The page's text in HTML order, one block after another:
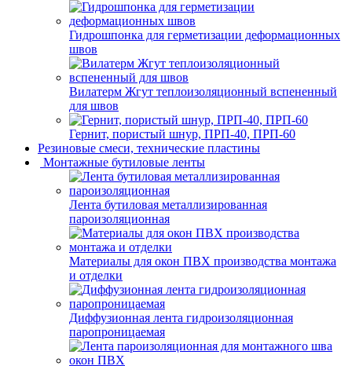
Гидрошпонка для герметизации деформационных
швов
Вилатерм Жгут теплоизоляционный вспененный
для швов
Гернит, пористый шнур, ПРП-40, ПРП-60
Резиновые смеси, технические пластины
Монтажные бутиловые ленты
Лента бутиловая металлизированная
пароизоляционная
Материалы для окон ПВХ производства монтажа
и отделки
Диффузионная лента гидроизоляционная
паропроницаемая